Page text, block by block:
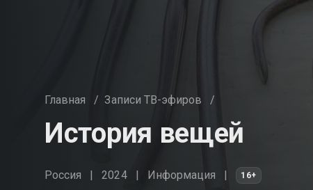
Главная / Записи ТВ-эфиров /
История вещей
Россия 2024 Информация 16+